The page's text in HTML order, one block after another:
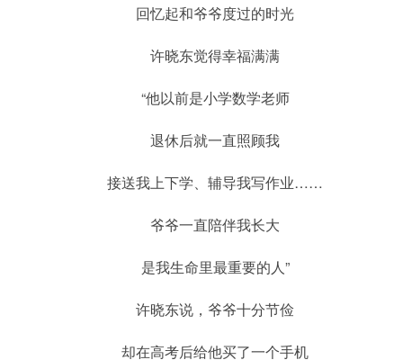
回忆起和爷爷度过的时光
许晓东觉得幸福满满
“他以前是小学数学老师
退休后就一直照顾我
接送我上下学、辅导我写作业……
爷爷一直陪伴我长大
是我生命里最重要的人”
许晓东说，爷爷十分节俭
却在高考后给他买了一个手机